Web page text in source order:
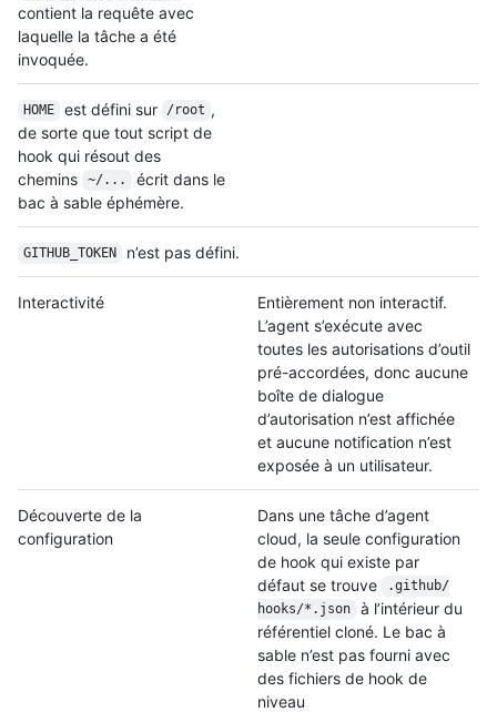
contient la requête avec
laquelle la tâche a été
invoquée.
HOME est défini sur /root ,
de sorte que tout script de
hook qui résout des
chemins
~/...
écrit dans le
bac à sable éphémère.
GITHUB_TOKEN n’est pas défini.
Interactivité
Entièrement non interactif.
L’agent s’exécute avec
toutes les autorisations d’outil
pré-accordées, donc aucune
boîte de dialogue
d’autorisation n’est affichée
et aucune notification n’est
exposée à un utilisateur.
Découverte de la
configuration
Dans une tâche d’agent
cloud, la seule configuration
de hook qui existe par
défaut se trouve
.github/
hooks/*.json
à l’intérieur du
référentiel cloné. Le bac à
sable n’est pas fourni avec
des fichiers de hook de
niveau